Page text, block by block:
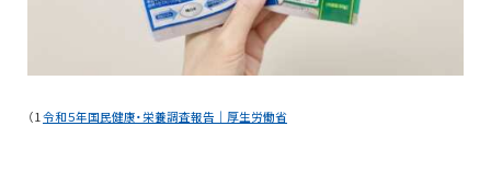
（1 令和５年国民健康・栄養調査報告｜厚生労働省